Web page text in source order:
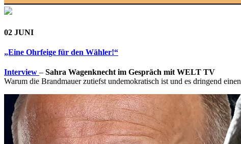
02 JUNI
„Eine Ohrfeige für den Wähler!“
Interview – Sahra Wagenknecht im Gespräch mit WELT TV
Warum die Brandmauer zutiefst undemokratisch ist und es dringend